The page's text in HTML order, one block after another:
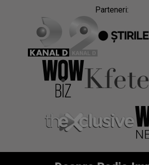
Parteneri: